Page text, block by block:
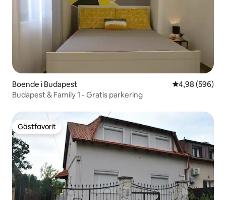
Boende i Budapest 4,98 av 5 i
4,98 (596)
Budapest & Family 1 - Gratis parkering
Gästfavorit
Gästfavorit